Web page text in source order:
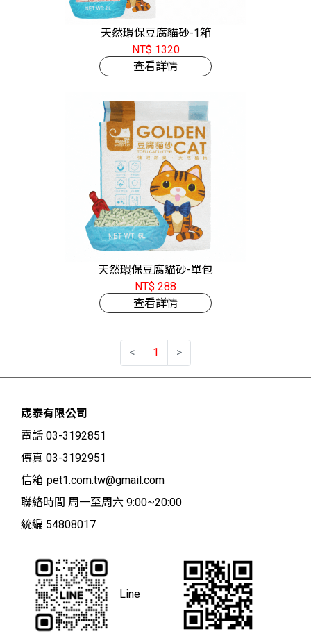
天然環保豆腐貓砂-1箱
NT$ 1320
查看詳情
天然環保豆腐貓砂-單包
NT$ 288
查看詳情
< 1 >
宬泰有限公司
電話 03-3192851
傳真 03-3192951
信箱 pet1.com.tw@gmail.com
聯絡時間 周一至周六 9:00~20:00
統編 54808017
Line